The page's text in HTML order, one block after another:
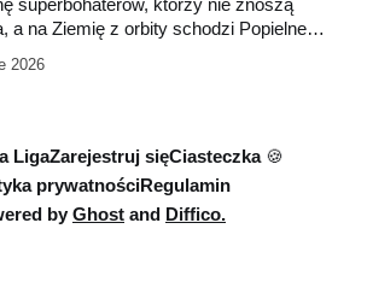
superbohaterów, którzy nie znoszą
a na Ziemię z orbity schodzi Popielne
Arturem na czele. Pierwszy tom nowej
Jeda MacKaya trafia do sklepów 12
2026
LigaZarejestruj sięCiasteczka 🍪
prywatnościRegulamin
by Ghost and Diffico.